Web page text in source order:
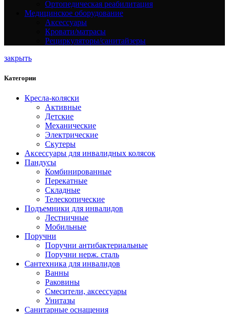
Ортопедическая реабилитация
Медицинское оборудование
Аксессуары
Кровати/матрасы
Рециркуляторы/санитайзеры
закрыть
Категории
Кресла-коляски
Активные
Детские
Механические
Электрические
Скутеры
Аксессуары для инвалидных колясок
Пандусы
Комбинированные
Перекатные
Складные
Телескопические
Подъемники для инвалидов
Лестничные
Мобильные
Поручни
Поручни антибактериальные
Поручни нерж. сталь
Сантехника для инвалидов
Ванны
Раковины
Смесители, аксессуары
Унитазы
Санитарные оснащения